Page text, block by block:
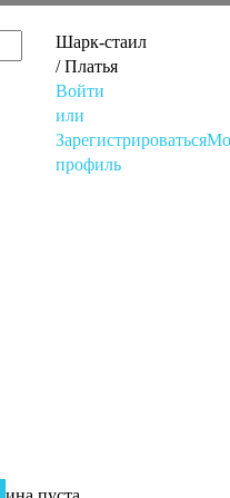
Шарк-стаил
/ Платья
Войти
или
Зарегистрироваться
профиль